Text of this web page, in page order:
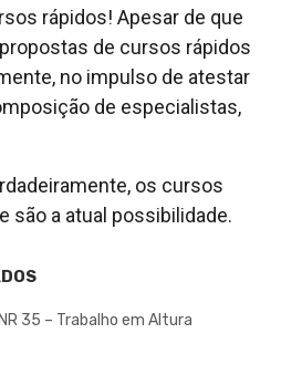
rápidos! Apesar de que
de cursos rápidos
no impulso de atestar
de especialistas,
os cursos
são a atual possibilidade.
35 – Trabalho em Altura